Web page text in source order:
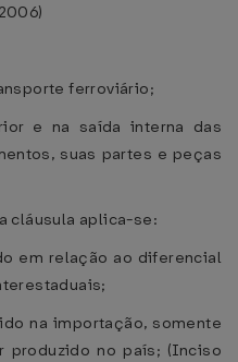
ferroviário;
e na saída interna das
suas partes e peças
cláusula aplica-se:
em relação ao diferencial
na importação, somente
produzido no país; (Inciso